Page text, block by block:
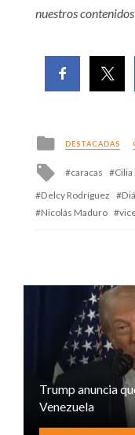
nuestros contenidos
Posted
in
DESTACADAS
Tagged
caracas
Delcy Rodríguez
Nicolás Maduro
Trump anuncia
Venezuela